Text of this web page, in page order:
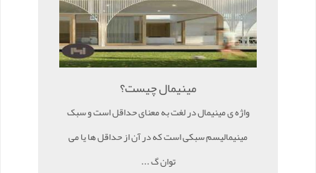
مینیمال چیست؟
واژه ی مینیمال در لغت به معنای حداقل است و سبک
مینیمالیسم سبکی است که در آن از حداقل ها یا می
توان گ ...